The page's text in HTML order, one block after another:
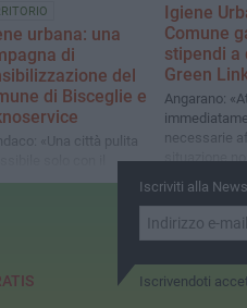
urbana: una
di
del
di Bisceglie e
«Una città pulita
di tutti noi e
Igiene
Comune
stipendi a
Green
Angarano:
necessarie
Iscriviti alla
Iscrivendoti